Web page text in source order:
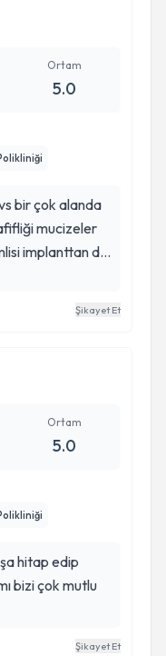
Ortam
5.0
bir çok alanda
mucizeler
başarmak ve
Şikayet Et
Ortam
5.0
hitap edip
bizi çok mutlu
Şikayet Et